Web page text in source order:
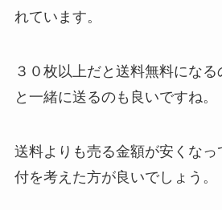
れています。
３０枚以上だと送料無料になる
と一緒に送るのも良いですね。
送料よりも売る金額が安くな
付を考えた方が良いでしょう。